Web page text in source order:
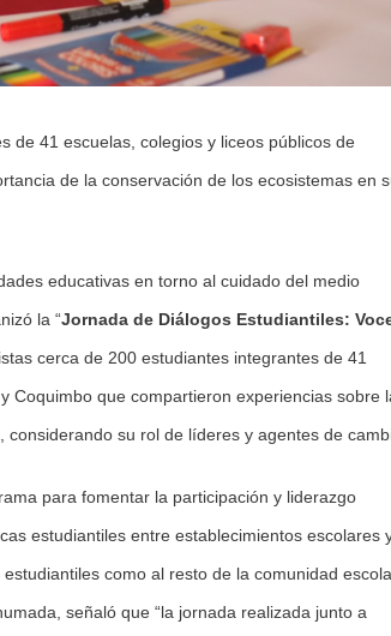
de 41 escuelas, colegios y liceos públicos de
de la conservación de los ecosistemas en
educativas en torno al cuidado del medio
la “Jornada de Diálogos Estudiantiles:
cerca de 200 estudiantes integrantes de 41
Coquimbo que compartieron experiencias sobre
su rol de líderes y agentes de
para fomentar la participación y liderazgo
estudiantiles entre establecimientos escolares
como al resto de la comunidad
señaló que “la jornada realizada junto a